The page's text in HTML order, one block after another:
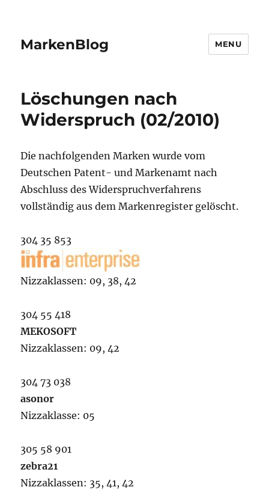
MarkenBlog MENU
Löschungen nach
Widerspruch (02/2010)
Die nachfolgenden Marken wurde vom
Deutschen Patent- und Markenamt nach
Abschluss des Widerspruchverfahrens
vollständig aus dem Markenregister gelöscht.
304 35 853
Nizzaklassen: 09, 38, 42
304 55 418
MEKOSOFT
Nizzaklassen: 09, 42
304 73 038
asonor
Nizzaklasse: 05
305 58 901
zebra21
Nizzaklassen: 35, 41, 42